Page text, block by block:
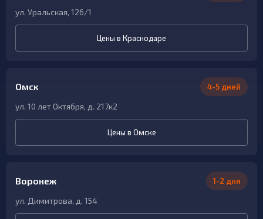
ул. Уральская, 126/1
Цены в Краснодаре
Омск 4-5 дней
ул. 10 лет Октября, д. 217к2
Цены в Омске
Воронеж 1-2 дня
ул. Димитрова, д. 154